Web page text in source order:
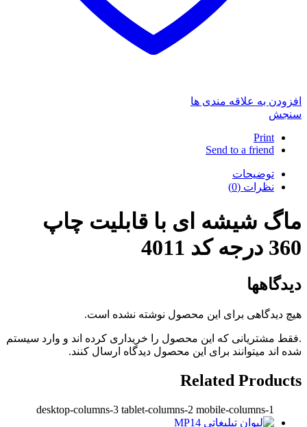
افزودن به علاقه مندی ها
سنجش
Print
Send to a friend
توضیحات
نظرات (0)
ماگ شیشه ای با قابلیت چاپ
360 درجه کد 4011
دیدگاهها
هیچ دیدگاهی برای این محصول نوشته نشده است.
.فقط مشتریانی که این محصول را خریداری کرده اند و وارد سیستم
شده اند میتوانند برای این محصول دیدگاه ارسال کنند.
Related Products
desktop-columns-3 tablet-columns-2 mobile-columns-1